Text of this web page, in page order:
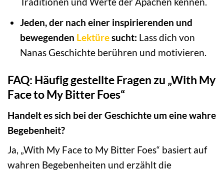
Jeden, der nach einer inspirierenden und
bewegenden Lektüresucht: Lass dich von
Nanas Geschichte berühren und motivieren.
FAQ: Häufig gestellte Fragen zu „With My
Face to My Bitter Foes“
Handelt es sich bei der Geschichte um eine wahre
Begebenheit?
Ja, „With My Face to My Bitter Foes“ basiert auf
wahren Begebenheiten und erzählt die